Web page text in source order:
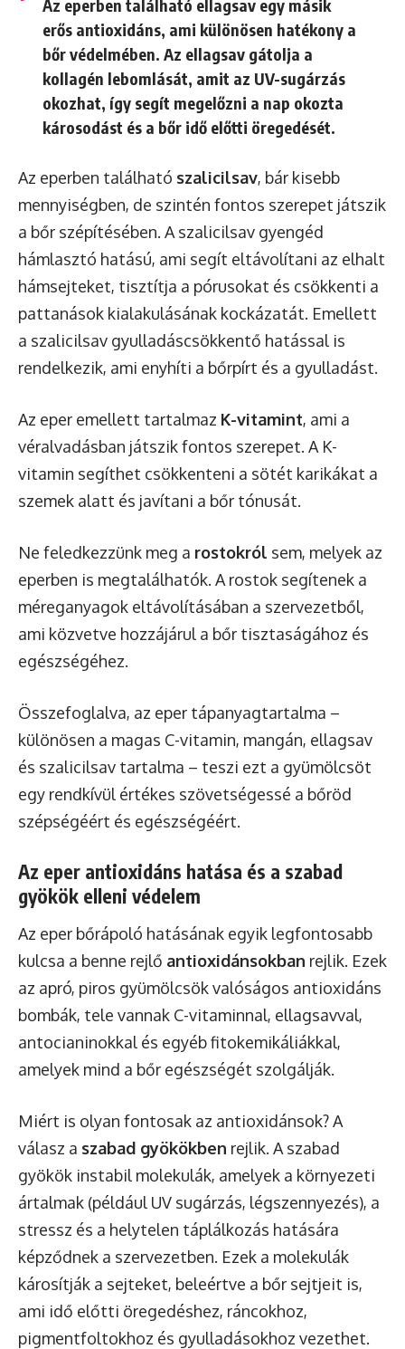
Az eperben található ellagsav egy másik
erős antioxidáns, ami különösen hatékony a
bőr védelmében. Az ellagsav gátolja a
kollagén lebomlását, amit az UV-sugárzás
okozhat, így segít megelőzni a nap okozta
károsodást és a bőr idő előtti öregedését.
Az eperben található szalicilsav, bár kisebb
mennyiségben, de szintén fontos szerepet játszik
a bőr szépítésében. A szalicilsav gyengéd
hámlasztó hatású, ami segít eltávolítani az elhalt
hámsejteket, tisztítja a pórusokat és csökkenti a
pattanások kialakulásának kockázatát. Emellett
a szalicilsav gyulladáscsökkentő hatással is
rendelkezik, ami enyhíti a bőrpírt és a gyulladást.
Az eper emellett tartalmaz K-vitamint, ami a
véralvadásban játszik fontos szerepet. A K-
vitamin segíthet csökkenteni a sötét karikákat a
szemek alatt és javítani a bőr tónusát.
Ne feledkezzünk meg a rostokról sem, melyek az
eperben is megtalálhatók. A rostok segítenek a
méreganyagok eltávolításában a szervezetből,
ami közvetve hozzájárul a bőr tisztaságához és
egészségéhez.
Összefoglalva, az eper tápanyagtartalma –
különösen a magas C-vitamin, mangán, ellagsav
és szalicilsav tartalma – teszi ezt a gyümölcsöt
egy rendkívül értékes szövetségessé a bőröd
szépségéért és egészségéért.
Az eper antioxidáns hatása és a szabad
gyökök elleni védelem
Az eper bőrápoló hatásának egyik legfontosabb
kulcsa a benne rejlő antioxidánsokban rejlik. Ezek
az apró, piros gyümölcsök valóságos antioxidáns
bombák, tele vannak C-vitaminnal, ellagsavval,
antocianinokkal és egyéb fitokemikáliákkal,
amelyek mind a bőr egészségét szolgálják.
Miért is olyan fontosak az antioxidánsok? A
válasz a szabad gyökökben rejlik. A szabad
gyökök instabil molekulák, amelyek a környezeti
ártalmak (például UV sugárzás, légszennyezés), a
stressz és a helytelen táplálkozás hatására
képződnek a szervezetben. Ezek a molekulák
károsítják a sejteket, beleértve a bőr sejtjeit is,
ami idő előtti öregedéshez, ráncokhoz,
pigmentfoltokhoz és gyulladásokhoz vezethet.